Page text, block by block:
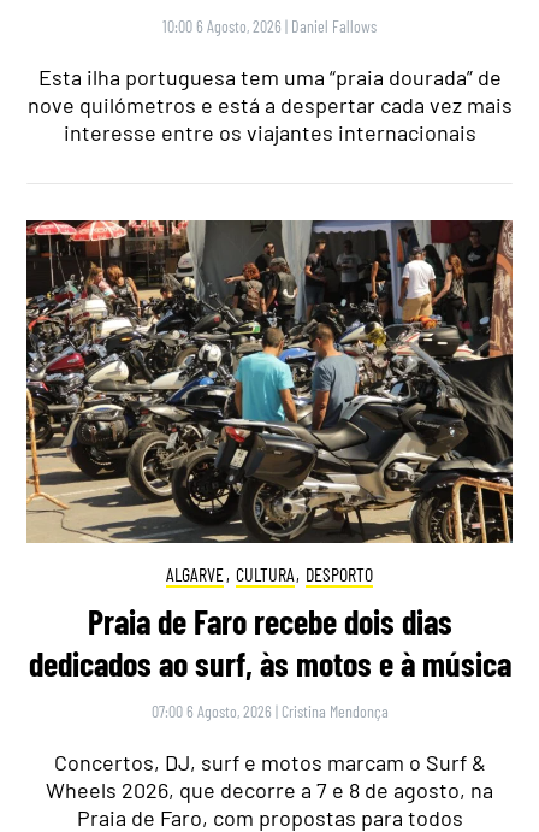
10:00 6 Agosto, 2026 | Daniel Fallows
Esta ilha portuguesa tem uma “praia dourada” de
nove quilómetros e está a despertar cada vez mais
interesse entre os viajantes internacionais
ALGARVE, CULTURA, DESPORTO
Praia de Faro recebe dois dias
dedicados ao surf, às motos e à música
07:00 6 Agosto, 2026 | Cristina Mendonça
Concertos, DJ, surf e motos marcam o Surf &
Wheels 2026, que decorre a 7 e 8 de agosto, na
Praia de Faro, com propostas para todos